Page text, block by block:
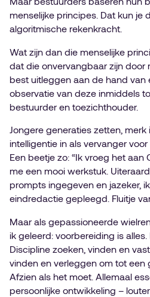
menselijke principes. Dat kun je
algoritmische rekenkracht.
Wat zijn dan die menselijke
dat die onvervangbaar zijn door
best uitleggen aan de hand van
observatie van deze inmiddels
bestuurder en toezichthouder.
Jongere generaties zetten, merk
intelligentie in als vervanger voor
Een beetje zo: “Ik vroeg het aan
me een mooi werkstuk.
prompts ingegeven en jazeker, ik
eindredactie gepleegd. Fluitje
Maar als gepassioneerde
ik geleerd: voorbereiding is alles.
Discipline zoeken, vinden en
vinden en verleggen om tot een
Afzien als het moet. Allemaal
persoonlijke ontwikkeling –